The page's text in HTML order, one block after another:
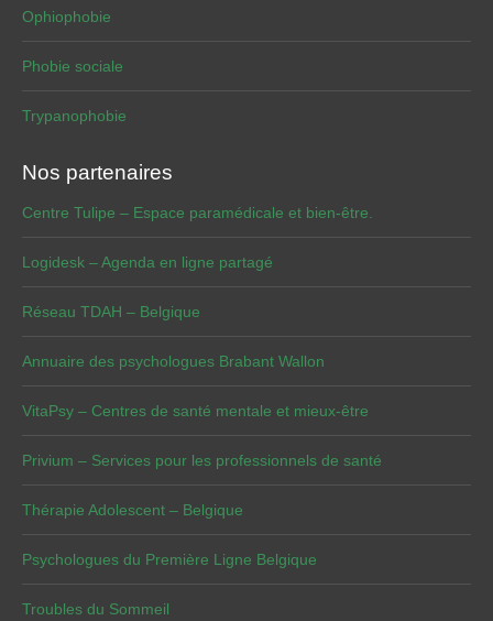
Ophiophobie
Phobie sociale
Trypanophobie
Nos partenaires
Centre Tulipe – Espace paramédicale et bien-être.
Logidesk – Agenda en ligne partagé
Réseau TDAH – Belgique
Annuaire des psychologues Brabant Wallon
VitaPsy – Centres de santé mentale et mieux-être
Privium – Services pour les professionnels de santé
Thérapie Adolescent – Belgique
Psychologues du Première Ligne Belgique
Troubles du Sommeil